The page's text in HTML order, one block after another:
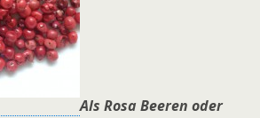
Als Rosa Beeren oder